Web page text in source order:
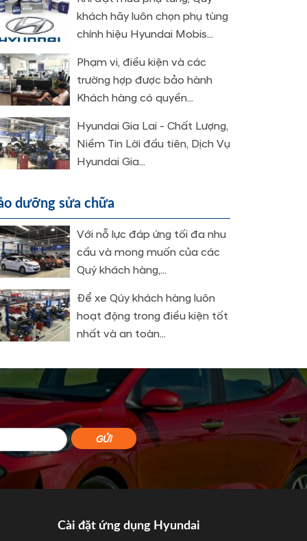
khách hãy luôn chọn phụ tùng
chính hiệu Hyundai Mobis...
Phạm vi, điều kiện và các
trường hợp được bảo hành
Khách hàng có quyền...
Hyundai Gia Lai - Chất Lượng,
Niềm Tin Lời đầu tiên, Dịch Vụ
Hyundai Gia...
dưỡng sửa chữa
Với nỗ lực đáp ứng tối đa nhu
cầu và mong muốn của các
Quý khách hàng,...
Để xe Qúy khách hàng luôn
hoạt động trong điều kiện tốt
nhất và an toàn...
Cài đặt ứng dụng Hyundai